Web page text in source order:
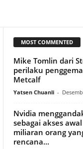
MOST COMMENTED
Mike Tomlin dari
perilaku
Metcalf
Yatsen Chuanli -
Nvidia
sebagai akses
miliaran orang
rencana...